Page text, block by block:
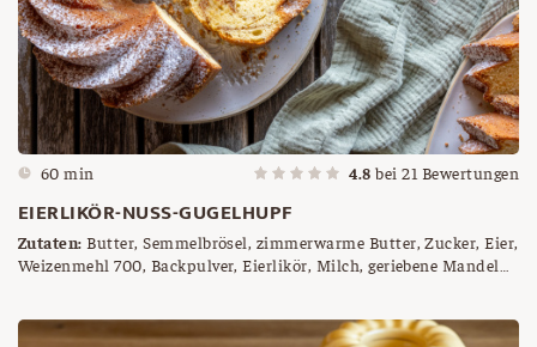
60 min 4.8 bei21 Bewertungen
EIERLIKÖR-NUSS-GUGELHUPF
Zutaten: Butter, Semmelbrösel, zimmerwarme Butter, Zucker, Eier,
Weizenmehl 700, Backpulver, Eierlikör, Milch, geriebene Mandeln,